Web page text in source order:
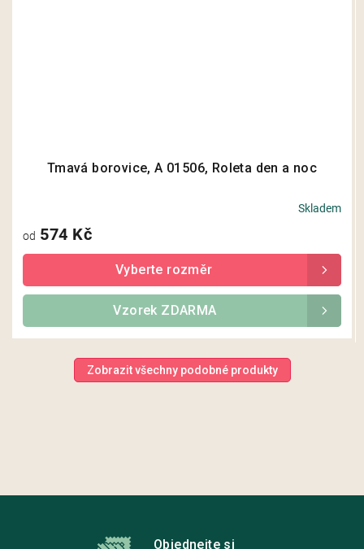
Tmavá borovice, A 01506, Roleta den a noc
Skladem
od 574 Kč
Vzorek ZDARMA
Zobrazit všechny podobné produkty
Objednejte si